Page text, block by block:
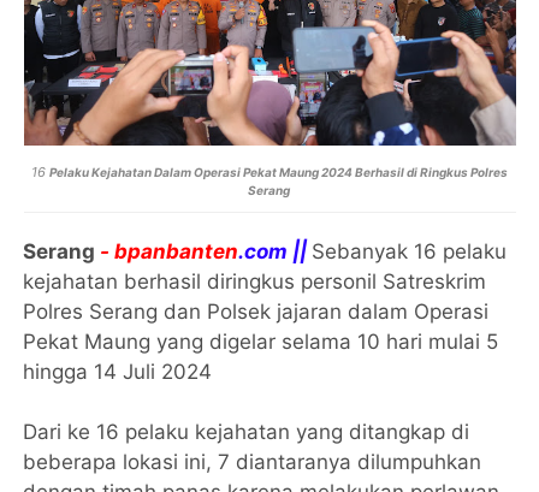
16 Pelaku Kejahatan Dalam Operasi Pekat Maung 2024 Berhasil di Ringkus Polres
Serang
Serang - bpanbanten.com || Sebanyak 16 pelaku
kejahatan berhasil diringkus personil Satreskrim
Polres Serang dan Polsek jajaran dalam Operasi
Pekat Maung yang digelar selama 10 hari mulai 5
hingga 14 Juli 2024
Dari ke 16 pelaku kejahatan yang ditangkap di
beberapa lokasi ini, 7 diantaranya dilumpuhkan